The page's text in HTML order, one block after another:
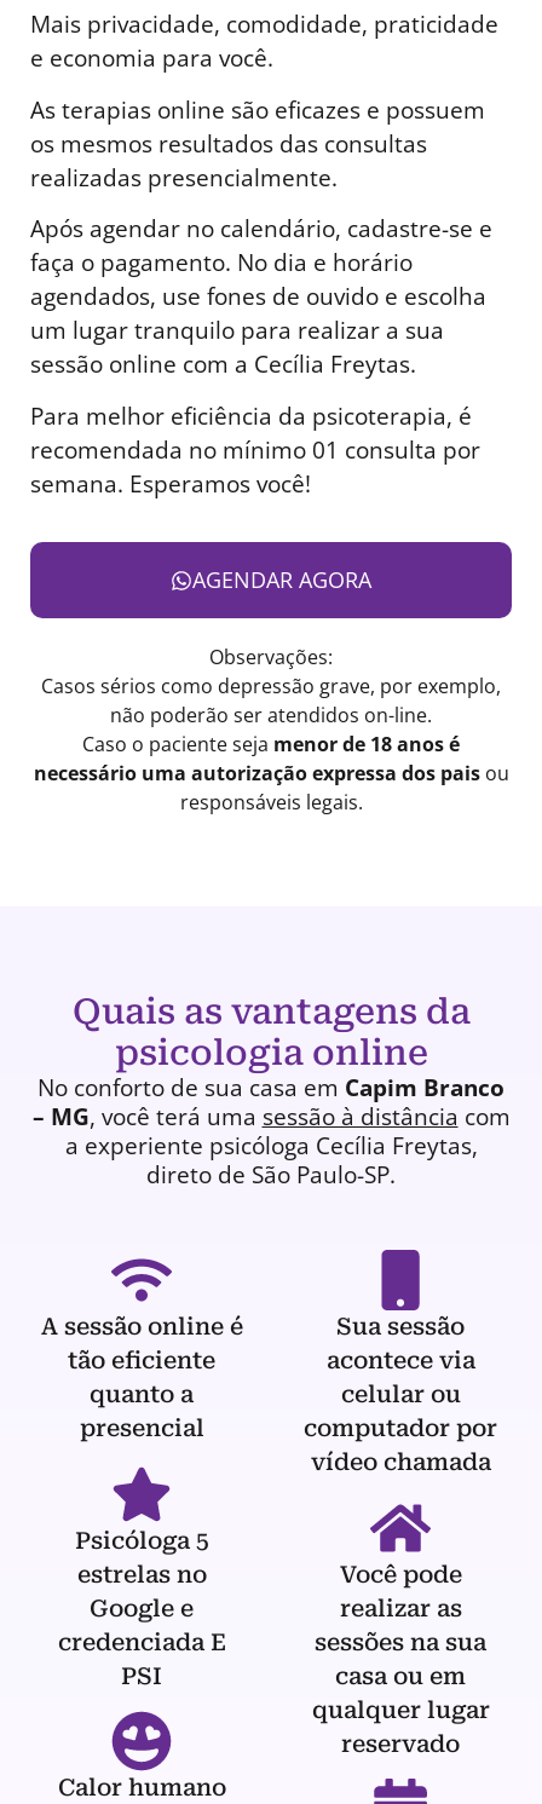
Mais privacidade, comodidade, praticidade
e economia para você.
As terapias online são eficazes e possuem
os mesmos resultados das consultas
realizadas presencialmente.
Após agendar no calendário, cadastre-se e
faça o pagamento. No dia e horário
agendados, use fones de ouvido e escolha
um lugar tranquilo para realizar a sua
sessão online com a Cecília Freytas.
Para melhor eficiência da psicoterapia, é
recomendada no mínimo 01 consulta por
semana. Esperamos você!
AGENDAR AGORA
Observações:
Casos sérios como depressão grave, por exemplo,
não poderão ser atendidos on-line.
Caso o paciente seja menor de 18 anos é
necessário uma autorização expressa dos paisou
responsáveis legais.
Quais as vantagens da
psicologia online
No conforto de sua casa em Capim Branco
– MG, você terá uma sessão à distância com
a experiente psicóloga Cecília Freytas,
direto de São Paulo-SP.
A sessão online é
tão eficiente
quanto a
presencial
Psicóloga 5
estrelas no
Google e
credenciada E
PSI
Calor humano
Sua sessão
acontece via
celular ou
computador por
vídeo chamada
Você pode
realizar as
sessões na sua
casa ou em
qualquer lugar
reservado